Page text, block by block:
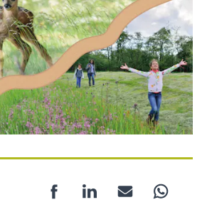
FacebookLinkedInMail Whatsapp